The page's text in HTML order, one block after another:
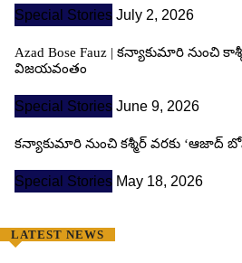
Special Stories July 2, 2026
Azad Bose Fauz | కన్యాకుమారి నుంచి
విజయవంతం
Special Stories June 9, 2026
కన్యాకుమారి నుంచి కశ్మీర్ వరకు ‘ఆజాద్
Special Stories May 18, 2026
LATEST NEWS